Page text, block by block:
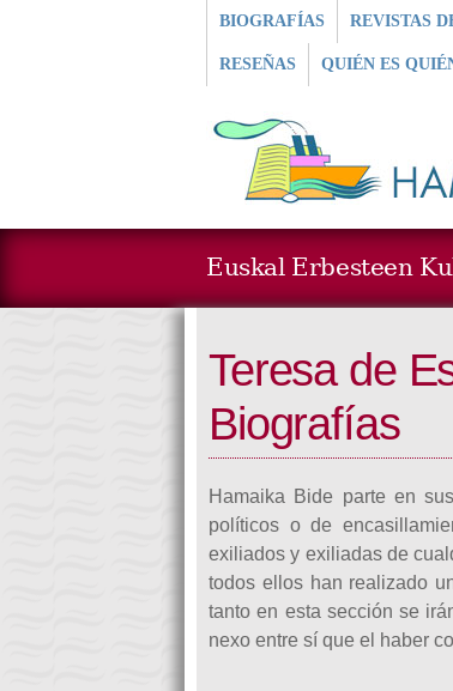
BIOGRAFÍAS REVISTAS
RESEÑAS QUIÉN ES
Euskal Erbesteen
Teresa de
Biografías
Hamaika Bide parte en
políticos o de
exiliados y exiliadas de
todos ellos han realizado
tanto en esta sección se
nexo entre sí que el haber